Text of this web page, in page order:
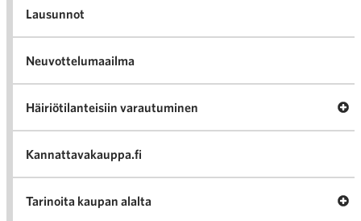
Lausunnot
Neuvottelumaailma
Häiriötilanteisiin varautuminen
Kannattavakauppa.fi
Tarinoita kaupan alalta